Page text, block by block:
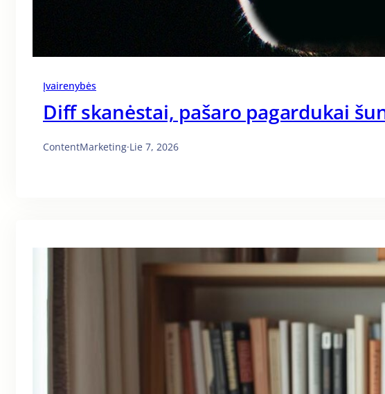
Įvairenybės
Diff skanėstai, pašaro pagardukai
ContentMarketing·Lie 7, 2026